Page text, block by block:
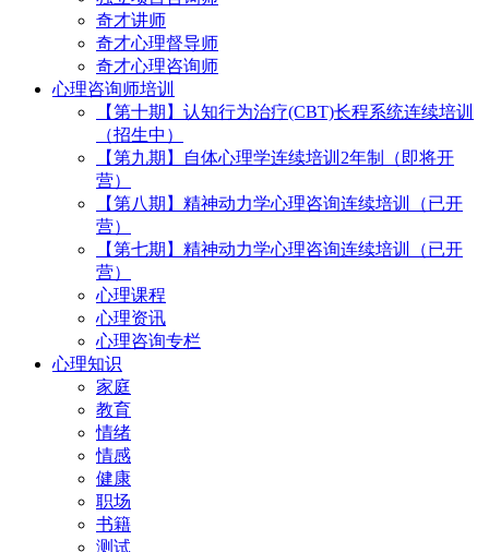
奇才讲师
奇才心理督导师
奇才心理咨询师
心理咨询师培训
【第十期】认知行为治疗(CBT)长程系统连续培训
（招生中）
【第九期】自体心理学连续培训2年制（即将开
营）
【第八期】精神动力学心理咨询连续培训（已开
营）
【第七期】精神动力学心理咨询连续培训（已开
营）
心理课程
心理资讯
心理咨询专栏
心理知识
家庭
教育
情绪
情感
健康
职场
书籍
测试